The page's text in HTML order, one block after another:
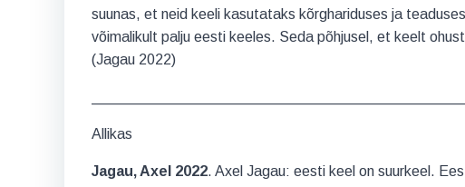
suunas, et neid keeli kasutataks kõrghariduses ja
võimalikult palju eesti keeles. Seda põhjusel, et keelt
(Jagau 2022)
Allikas
Jagau, Axel 2022. Axel Jagau: eesti keel on suurkeel.